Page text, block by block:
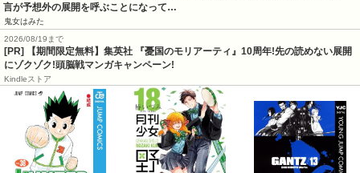
言が予想外の展開を呼ぶことになって…
鬼女はみた
2026/08/19まで
[PR] 【期間限定無料】集英社 『憂国のモリアーティ』10周年!先の読めない展開
にゾクゾク!頭脳戦マンガキャンペーン!
Kindleストア